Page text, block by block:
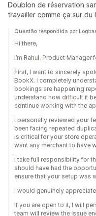
Doublon de réservation
travailler comme ça sur du
Questão respondida por
Hi there,
I’m Rahul, Product
First, I want to sincerely
BookX. I completely
bookings are happening
understand how difficult it
continue working with the
I personally reviewed your
been facing repeated
is critical for your store
want any merchant to have
I take full responsibility for
should have had the
ensure that your setup was
I would genuinely
If you are open to it, I will
team will review the issue